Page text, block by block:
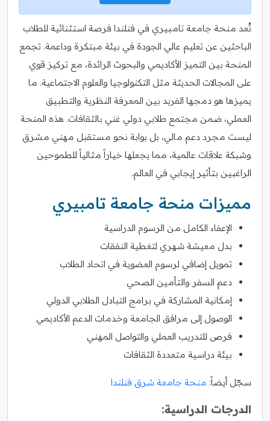
تُعد منحة جامعة تامبيري في فنلندا فرصة استثنائية للطلاب
الباحثين عن تعليم عالي الجودة في بيئة مبتكرة وداعمة. تجمع
المنحة بين التميز الأكاديمي والبحوث الرائدة، مع تركيز قوي
على المجالات الحديثة مثل التكنولوجيا والعلوم الاجتماعية. ما
يميزها هو دمجها الفريد بين المعرفة النظرية والتطبيق
العملي، ضمن مجتمع طلابي دولي غني بالثقافات. هذه المنحة
ليست مجرد دعم مالي، بل بوابة نحو مستقبل مهني مشرق
وشبكة علاقات عالمية، مما يجعلها خياراً مثالياً للطموحين
الراغبين بتأثير إيجابي في العالم.
مميزات منحة جامعة تامبيري
الإعفاء الكامل من الرسوم الدراسية
بدل معيشة شهري لتغطية النفقات
تمويل إضافي لرسوم العضوية في اتحاد الطلاب
دعم السفر والتأمين الصحي
إمكانية المشاركة في برامج التبادل الطلابي الدولي
الوصول إلى مرافق الجامعة وخدمات الدعم الأكاديمي
فرص للتدريب العملي والتواصل المهني
بيئة دراسية متعددة الثقافات
سجّل أيضاً: منحة جامعة شرق فنلندا
الدرجات الدراسية: